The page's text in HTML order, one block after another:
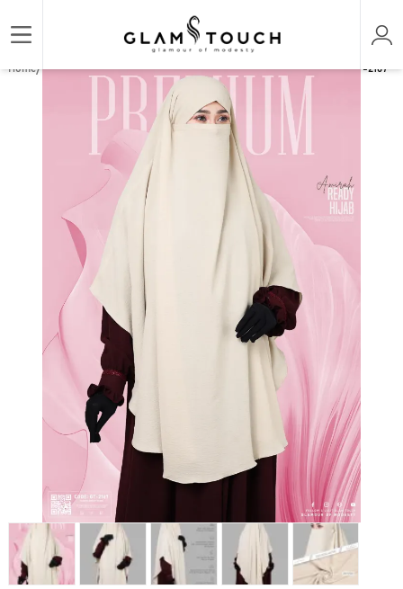
Home/HIJAB & NIQAB/AMIRAH READY HIJAB/AMIRAH READY HIJAB | GT-2167